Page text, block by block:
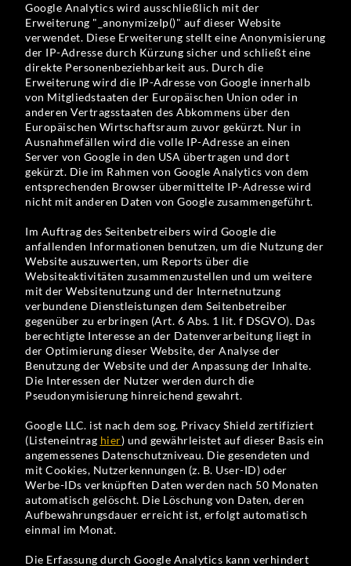
Google Analytics wird ausschließlich mit der
Erweiterung "_anonymizeIp()" auf dieser Website
verwendet. Diese Erweiterung stellt eine Anonymisierung
der IP-Adresse durch Kürzung sicher und schließt eine
direkte Personenbeziehbarkeit aus. Durch die
Erweiterung wird die IP-Adresse von Google innerhalb
von Mitgliedstaaten der Europäischen Union oder in
anderen Vertragsstaaten des Abkommens über den
Europäischen Wirtschaftsraum zuvor gekürzt. Nur in
Ausnahmefällen wird die volle IP-Adresse an einen
Server von Google in den USA übertragen und dort
gekürzt. Die im Rahmen von Google Analytics von dem
entsprechenden Browser übermittelte IP-Adresse wird
nicht mit anderen Daten von Google zusammengeführt.
Im Auftrag des Seitenbetreibers wird Google die
anfallenden Informationen benutzen, um die Nutzung der
Website auszuwerten, um Reports über die
Websiteaktivitäten zusammenzustellen und um weitere
mit der Websitenutzung und der Internetnutzung
verbundene Dienstleistungen dem Seitenbetreiber
gegenüber zu erbringen (Art. 6 Abs. 1 lit. f DSGVO). Das
berechtigte Interesse an der Datenverarbeitung liegt in
der Optimierung dieser Website, der Analyse der
Benutzung der Website und der Anpassung der Inhalte.
Die Interessen der Nutzer werden durch die
Pseudonymisierung hinreichend gewahrt.
Google LLC. ist nach dem sog. Privacy Shield zertifiziert
(Listeneintrag hier) und gewährleistet auf dieser Basis ein
angemessenes Datenschutzniveau. Die gesendeten und
mit Cookies, Nutzerkennungen (z. B. User-ID) oder
Werbe-IDs verknüpften Daten werden nach 50 Monaten
automatisch gelöscht. Die Löschung von Daten, deren
Aufbewahrungsdauer erreicht ist, erfolgt automatisch
einmal im Monat.
Die Erfassung durch Google Analytics kann verhindert